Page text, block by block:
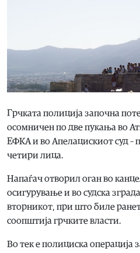
Грчката полиција започна
осомничен по две пукања во
ЕФКА и во Апелацискиот суд –
четири лица.
Напаѓач отворил оган во
осигурување и во судска
вторникот, при што биле
соопштија грчките власти.
Во тек е полициска операција